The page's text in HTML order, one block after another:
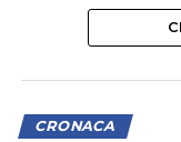
CRONACA